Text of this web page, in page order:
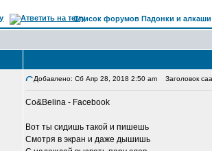
Список форумов Падонки и алкаши
Добавлено: Сб Апр 28, 2018 2:50 am Заголовок
Co&Belina - Facebook
Вот ты сидишь такой и пишешь
Смотря в экран и даже дышишь